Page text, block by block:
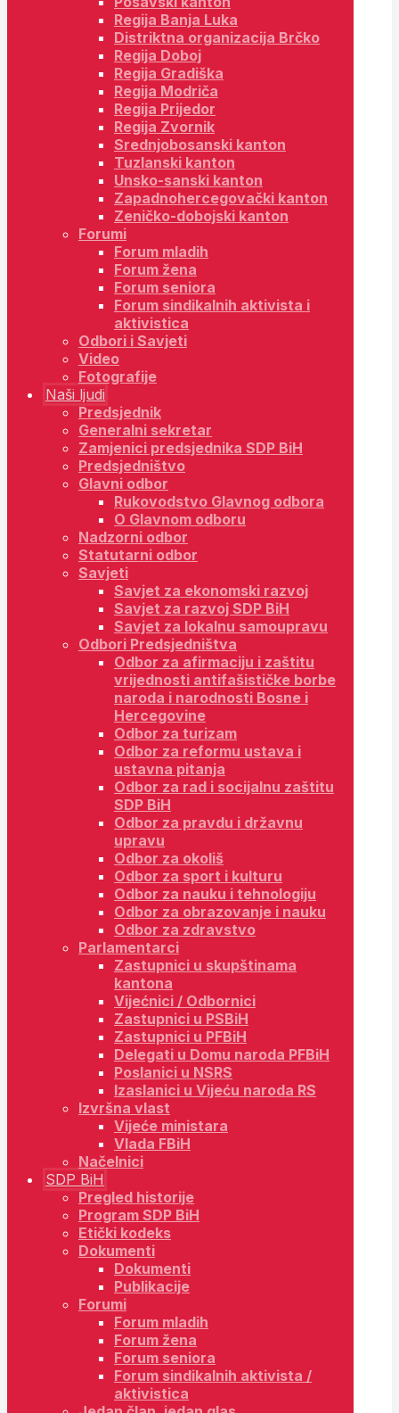
Regija Banja Luka
Distriktna organizacija Brčko
Regija Doboj
Regija Gradiška
Regija Modriča
Regija Prijedor
Regija Zvornik
Srednjobosanski kanton
Tuzlanski kanton
Unsko-sanski kanton
Zapadnohercegovački kanton
Zeničko-dobojski kanton
Forumi
Forum mladih
Forum žena
Forum seniora
Forum sindikalnih aktivista i
aktivistica
Odbori i Savjeti
Video
Fotografije
Naši ljudi
Predsjednik
Generalni sekretar
Zamjenici predsjednika SDP BiH
Predsjedništvo
Glavni odbor
Rukovodstvo Glavnog odbora
O Glavnom odboru
Nadzorni odbor
Statutarni odbor
Savjeti
Savjet za ekonomski razvoj
Savjet za razvoj SDP BiH
Savjet za lokalnu samoupravu
Odbori Predsjedništva
Odbor za afirmaciju i zaštitu
vrijednosti antifašističke borbe
naroda i narodnosti Bosne i
Hercegovine
Odbor za turizam
Odbor za reformu ustava i
ustavna pitanja
Odbor za rad i socijalnu zaštitu
SDP BiH
Odbor za pravdu i državnu
upravu
Odbor za okoliš
Odbor za sport i kulturu
Odbor za nauku i tehnologiju
Odbor za obrazovanje i nauku
Odbor za zdravstvo
Parlamentarci
Zastupnici u skupštinama
kantona
Vijećnici / Odbornici
Zastupnici u PSBiH
Zastupnici u PFBiH
Delegati u Domu naroda PFBiH
Poslanici u NSRS
Izaslanici u Vijeću naroda RS
Izvršna vlast
Vijeće ministara
Vlada FBiH
Načelnici
SDP BiH
Pregled historije
Program SDP BiH
Etički kodeks
Dokumenti
Dokumenti
Publikacije
Forumi
Forum mladih
Forum žena
Forum seniora
Forum sindikalnih aktivista /
aktivistica